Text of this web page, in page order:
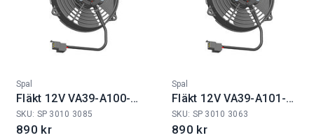
Fabrikat:
Spal
Fläkt 12V VA39-A100-
45A
SKU: SP 3010 3085
890 kr
Fabrikat:
Spal
Fläkt 12V VA39-A101-
45A
SKU: SP 3010 3063
890 kr